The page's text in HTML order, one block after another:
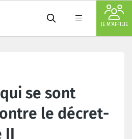
JE M'AFFILIE
se sont
le décret-
II